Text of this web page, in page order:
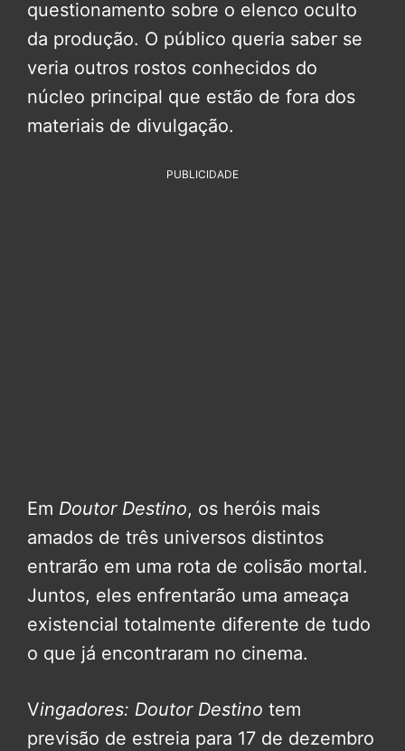
questionamento sobre o elenco oculto
da produção. O público queria saber se
veria outros rostos conhecidos do
núcleo principal que estão de fora dos
materiais de divulgação.
PUBLICIDADE
Em Doutor Destino, os heróis mais
amados de três universos distintos
entrarão em uma rota de colisão mortal.
Juntos, eles enfrentarão uma ameaça
existencial totalmente diferente de tudo
o que já encontraram no cinema.
Vingadores: Doutor Destino tem
previsão de estreia para 17 de dezembro